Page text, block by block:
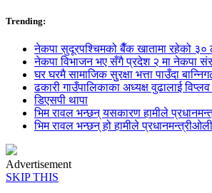
Trending:
नेकपा सुदूरपश्चिमको बैँक खातामा रहेको
नेकपा विभाजन भए सँगै प्रदेश २ मा नेकपा
घर घरमै सामाजिक सुुरक्षा भत्ता पाउँदा
ढकारी गाउँपालिकाका अध्यक्ष वुढालाई
डिएसपी थापा
भिम रावल भन्छन् यसकारण हामीले
भिम रावल भन्छन् हो हामीले
Advertisement
SKIP THIS